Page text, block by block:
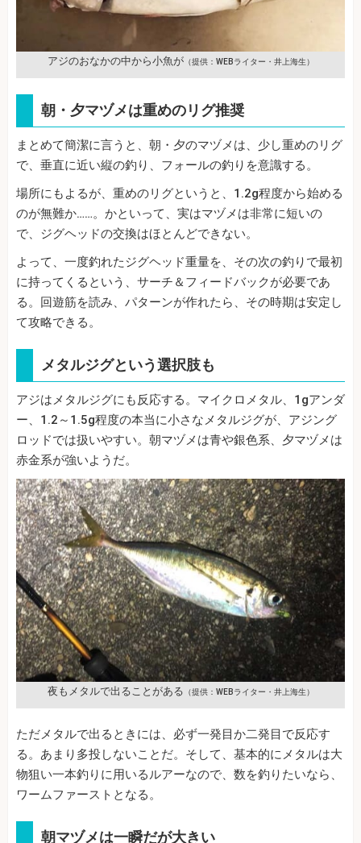
アジのおなかの中から小魚が（提供：WEBライター・井上海生）
朝・夕マヅメは重めのリグ推奨
まとめて簡潔に言うと、朝・夕のマヅメは、少し重めのリグ
で、垂直に近い縦の釣り、フォールの釣りを意識する。
場所にもよるが、重めのリグというと、1.2g程度から始める
のが無難か……。かといって、実はマヅメは非常に短いの
で、ジグヘッドの交換はほとんどできない。
よって、一度釣れたジグヘッド重量を、その次の釣りで最初
に持ってくるという、サーチ＆フィードバックが必要であ
る。回遊筋を読み、パターンが作れたら、その時期は安定し
て攻略できる。
メタルジグという選択肢も
アジはメタルジグにも反応する。マイクロメタル、1gアンダ
ー、1.2～1.5g程度の本当に小さなメタルジグが、アジング
ロッドでは扱いやすい。朝マヅメは青や銀色系、夕マヅメは
赤金系が強いようだ。
夜もメタルで出ることがある （提供：WEBライター・井上海生）
ただメタルで出るときには、必ず一発目か二発目で反応す
る。あまり多投しないことだ。そして、基本的にメタルは大
物狙い一本釣りに用いるルアーなので、数を釣りたいなら、
ワームファーストとなる。
朝マヅメは一瞬だが大きい